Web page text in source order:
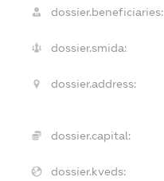
dossier.beneficiaries:
dossier.smida:
dossier.address:
dossier.capital:
dossier.kveds: